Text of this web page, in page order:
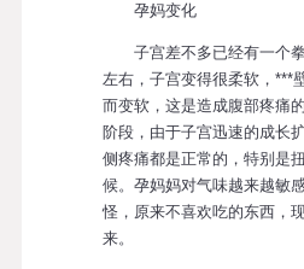
孕妈变化
子宫差不多已经有一个拳
左右，子宫变得很柔软，***
而变软，这是造成腹部疼痛
阶段，由于子宫迅速的成长
侧疼痛都是正常的，特别是
候。孕妈妈对气味越来越敏
怪，原来不喜欢吃的东西，
来。